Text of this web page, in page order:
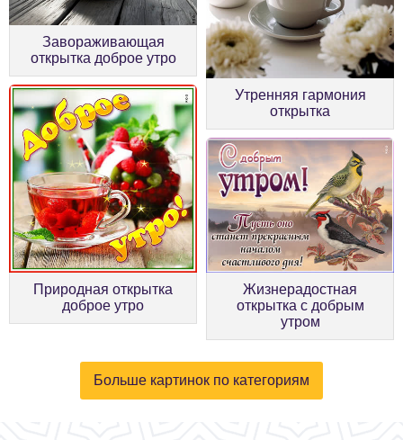
Завораживающая
открытка доброе утро
Утренняя гармония
открытка
Природная открытка
доброе утро
Жизнерадостная
открытка с добрым
утром
Больше картинок по категориям